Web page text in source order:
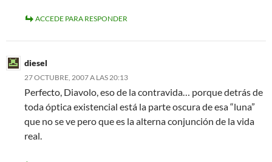
ACCEDE PARA RESPONDER
diesel
27 OCTUBRE, 2007 A LAS 20:13
Perfecto, Diavolo, eso de la contravida… porque detrás de
toda óptica existencial está la parte oscura de esa “luna”
que no se ve pero que es la alterna conjunción de la vida
real.